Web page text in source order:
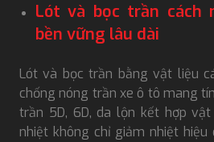
Lót và bọc trần cách
bền vững lâu dài
Lót và bọc trần bằng vật liệu
chống nóng trần xe ô tô mang
trần 5D, 6D, da lộn kết hợp
nhiệt không chỉ giảm nhiệt